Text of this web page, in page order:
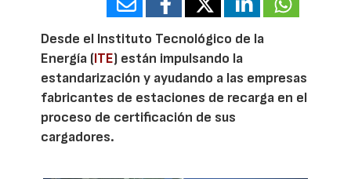
Desde el Instituto Tecnológico de la
Energía (ITE) están impulsando la
estandarización y ayudando a las empresas
fabricantes de estaciones de recarga en el
proceso de certificación de sus
cargadores.